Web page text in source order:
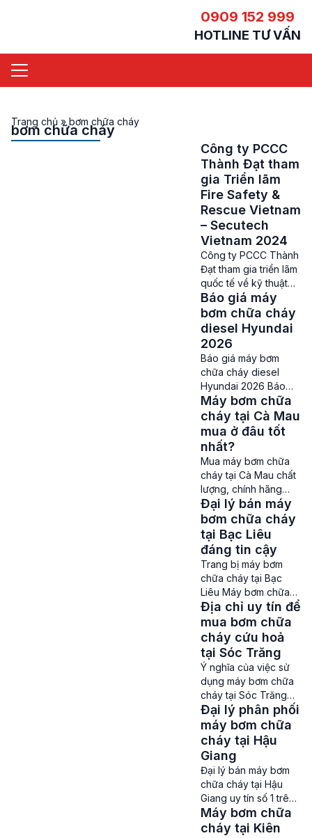
0909 152 999
HOTLINE TƯ VẤN
Trang chủ » bơm chữa cháy
bơm chữa cháy
Công ty PCCC
Thành Đạt tham
gia Triển lãm
Fire Safety &
Rescue Vietnam
– Secutech
Vietnam 2024
Công ty PCCC Thành
Đạt tham gia triển lãm
quốc tế về kỹ thuật
và phương tiện PCCC
– CNCH năm 2024
Công ty PCCC Thành
Đạt – Vào sáng ngày
14/08/2024, Triển lãm
Quốc tế về Kỹ thuật
và Phương tiện
Phòng cháy chữa
cháy, Cứu nạn cứu hộ
và thiết bị an ninh, […]
Báo giá máy
bơm chữa cháy
diesel Hyundai
2026
Báo giá máy bơm
chữa cháy diesel
Hyundai 2026 Báo
giá máy bơm chữa
cháy diesel
Hyundai – Hiện nay
trong hệ thống Phòng
cháy chữa cháy
không thể thiếu các
sản phẩm máy bơm
chữa cháy, đây là
thiết bị vô cùng quan
trọng đóng vai trò
cung cấp lượng nước
đủ lớn để dập tắt […]
Máy bơm chữa
cháy tại Cà Mau
mua ở đâu tốt
nhất?
Mua máy bơm chữa
cháy tại Cà Mau chất
lượng, chính hãng
Máy bơm chữa cháy
tại Cà Mau – Cháy nổ
và hoả hoạn có thể
xảy ra ở bất cứ nơi
đâu và vào bất cứ
thời điểm nào. Là một
tỉnh thành có tốc độ
phát triển nhanh
chóng nên việc trang
[…]
Đại lý bán máy
bơm chữa cháy
tại Bạc Liêu
đáng tin cậy
Trang bị máy bơm
chữa cháy tại Bạc
Liêu Máy bơm chữa
cháy tại Bạc Liêu – Để
đảm bảo an toàn
phòng cháy chữa
cháy tại Bạc Liêu,
việc trang bị hệ thống
bơm chữa cháy
chuyên nghiệp là hết
sức cần thiết. Máy
bơm chữa cháy là
thiết bị quan trọng để
cung […]
Địa chỉ uy tín để
mua bơm chữa
cháy cứu hoả
tại Sóc Trăng
Ý nghĩa của việc sử
dụng máy bơm chữa
cháy tại Sóc Trăng
Máy bơm chữa cháy
tại Sóc Trăng – Máy
bơm chữa cháy là một
phần không thể thiếu
trong các hệ thống
phòng cháy chữa
cháy ở Sóc Trăng.
Với nhiệm vụ cung
cấp nước liên tục
cùng áp lực cao để
Đại lý phân phối
máy bơm chữa
cháy tại Hậu
Giang
Đại lý bán máy bơm
chữa cháy tại Hậu
Giang uy tín số 1 trên
thị trường Máy bơm
chữa cháy tại Hậu
Máy bơm chữa
cháy tại Kiên